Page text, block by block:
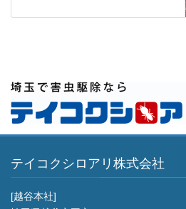
テイコクシロアリ株式会社
[越谷本社]